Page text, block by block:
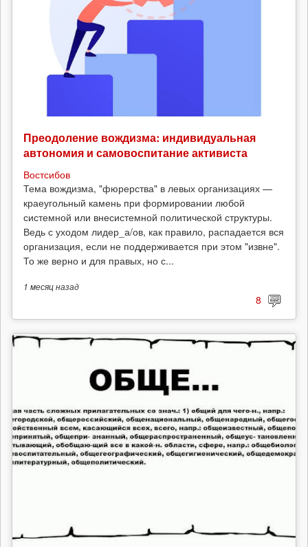
Преодоление вождизма: индивидуальная
автономия и самовоспитание активиста
Востсибов
Тема вождизма, "фюрерства" в левых организациях —
краеугольный камень при формировании любой
системной или внесистемной политической структуры.
Ведь с уходом лидер_а/ов, как правило, распадается вся
организация, если не поддерживается при этом "извне".
То же верно и для правых, но с...
1 месяцназад
8